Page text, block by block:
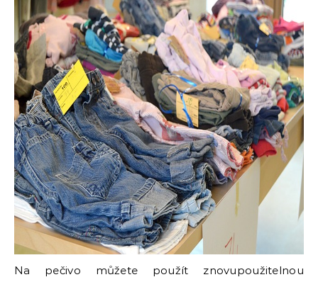
Na pečivo můžete použít znovupoužitelnou